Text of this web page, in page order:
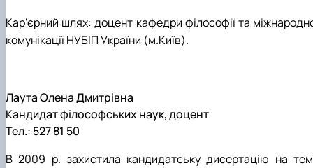
Кар'єрний шлях: доцент кафедри філософії та
комунікації НУБІП України (м.Київ).
Лаута Олена Дмитрівна
Кандидат філософських наук, доцент
Тел.: 527 81 50
В 2009 р. захистила кандидатську дисертацію на